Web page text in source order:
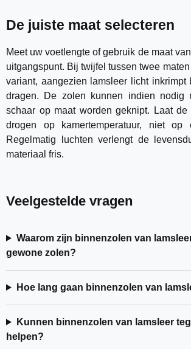
De juiste maat selecteren
Meet uw voetlengte of gebruik de maat
uitgangspunt. Bij twijfel tussen twee
variant, aangezien lamsleer licht inkrimpt
dragen. De zolen kunnen indien nodig
schaar op maat worden geknipt. Laat
drogen op kamertemperatuur, niet op
Regelmatig luchten verlengt de
materiaal fris.
Veelgestelde vragen
Waarom zijn binnenzolen van
gewone zolen?
Hoe lang gaan binnenzolen van
Kunnen binnenzolen van lamsleer
helpen?